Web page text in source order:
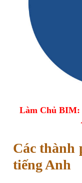
Làm Chủ BIM:
Các thành
tiếng Anh